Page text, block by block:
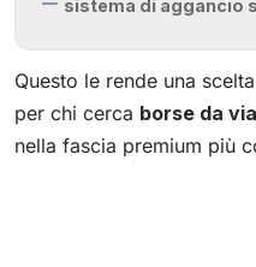
sistema di aggancio
Questo le rende una
per chi cerca borse da
nella fascia premium più